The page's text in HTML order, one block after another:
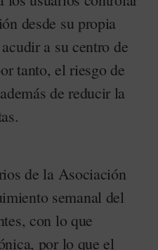
desde su propia
a su centro de
tanto, el riesgo de
de reducir la
de la Asociación
semanal del
con lo que
por lo que el